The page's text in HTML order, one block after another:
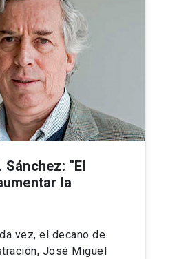
“El
la
vez, el decano de
José Miguel